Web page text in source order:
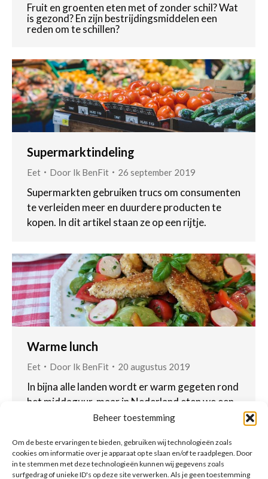
Beheer toestemming
Om de beste ervaringen te bieden, gebruiken wij technologieën zoals
cookies om informatie over je apparaat op te slaan en/of te raadplegen. Door
in te stemmen met deze technologieën kunnen wij gegevens zoals
surfgedrag of unieke ID's op deze site verwerken. Als je geen toestemming
Fruit en groenten eten met of zonder schil? Wat
is gezond? En zijn bestrijdingsmiddelen een
reden om te schillen?
Supermarktindeling
Eet Door Ik BenFit 26 september 2019
Supermarkten gebruiken trucs om consumenten
te verleiden meer en duurdere producten te
kopen. In dit artikel staan ze op een rijtje.
Warme lunch
Eet Door Ik BenFit 20 augustus 2019
In bijna alle landen wordt er warm gegeten rond
het middaguur, maar in Nederland eten we een
boterham met kaas. Is dat gezonder?